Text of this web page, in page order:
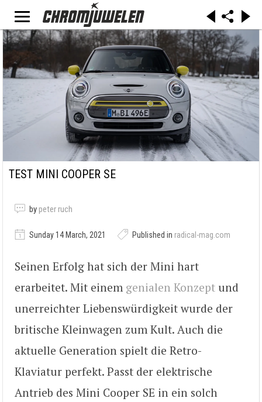
TEST MINI COOPER SE
by peter ruch
Sunday 14 March, 2021 Published in radical-mag.com
Seinen Erfolg hat sich der Mini hart
erarbeitet. Mit einem genialen Konzept und
unerreichter Liebenswürdigkeit wurde der
britische Kleinwagen zum Kult. Auch die
aktuelle Generation spielt die Retro-
Klaviatur perfekt. Passt der elektrische
Antrieb des Mini Cooper SE in ein solch